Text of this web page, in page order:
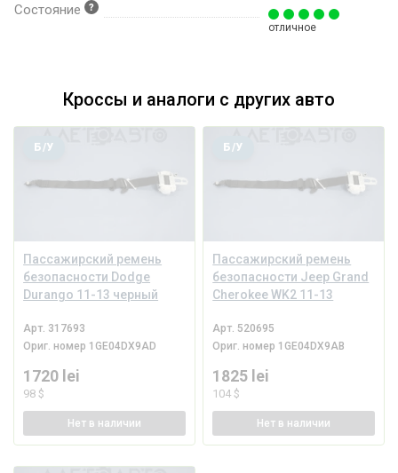
Состояние
отличное
Кроссы и аналоги с других авто
Пассажирский ремень
безопасности Dodge
Durango 11-13 черный
Б/У
Арт. 317693
Ориг. номер 1GE04DX9AD
1720 lei
98 $
Нет в наличии
Пассажирский ремень
безопасности Jeep Grand
Cherokee WK2 11-13
Б/У
Арт. 520695
Ориг. номер 1GE04DX9AB
1825 lei
104 $
Нет в наличии